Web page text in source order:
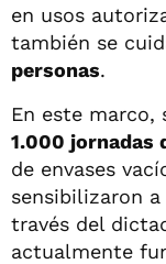
en usos
también se
personas.
En este marco,
1.000 jornadas
de envases
sensibilizaron
través del
actualmente